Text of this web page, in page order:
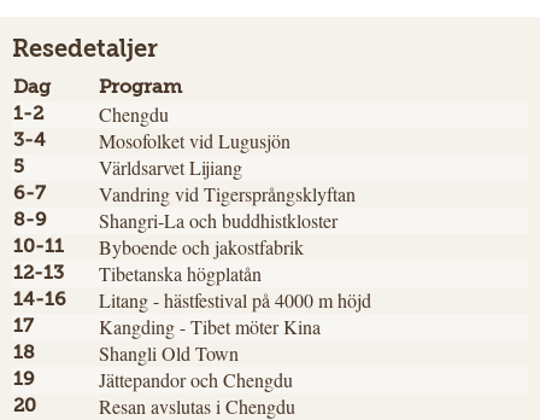
Resedetaljer
Dag
Program
1-2
Chengdu
3-4 Mosofolket vid Lugusjön
5 Världsarvet Lijiang
6-7 Vandring vid Tigersprångsklyftan
8-9 Shangri-La och buddhistkloster
10-11 Byboende och jakostfabrik
12-13 Tibetanska högplatån
14-16 Litang - hästfestival på 4000 m höjd
17 Kangding - Tibet möter Kina
18 Shangli Old Town
19 Jättepandor och Chengdu
20 Resan avslutas i Chengdu